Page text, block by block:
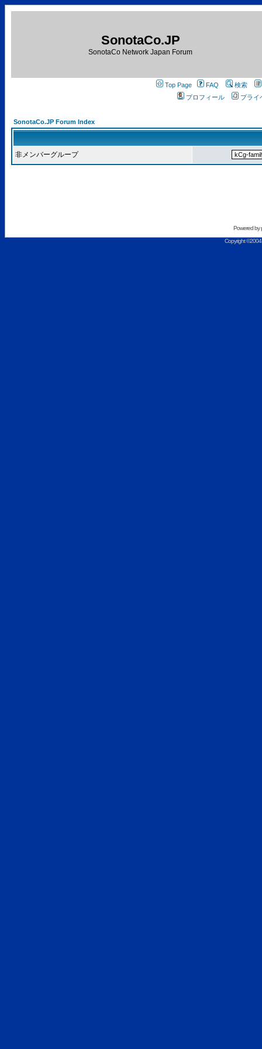
SonotaCo.JP
SonotaCo Network Japan Forum
Top Page FAQ
検索
プロフィール
プライ
SonotaCo.JP Forum Index
非メンバーグループ
Powered by
Copyright ©2004